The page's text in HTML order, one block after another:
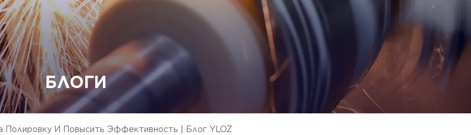
БЛОГИ
Полировку И Повысить Эффективность | Блог YLOZ